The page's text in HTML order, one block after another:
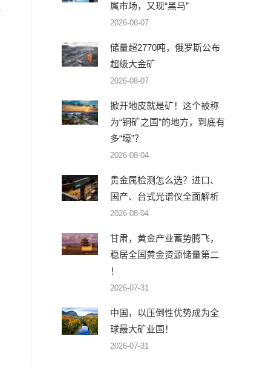
属市场，又现“黑马”
2026-08-07
储量超2770吨，俄罗斯公布
超级大金矿
2026-08-07
掀开地皮就是矿！这个被称
为“铜矿之国”的地方，到底有
多“壕”？
2026-08-04
贵金属检测怎么选？进口、
国产、台式光谱仪全面解析
2026-08-04
甘肃，黄金产业蓄势腾飞，
稳居全国黄金资源储量第二
！
2026-07-31
中国，以压倒性优势成为全
球最大矿业国！
2026-07-31